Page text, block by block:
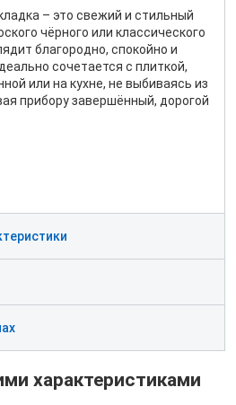
– это свежий и стильный
чёрного или классического
благородно, спокойно и
сочетается с плиткой,
или на кухне, не выбиваясь из
прибору завершённый, дорогой
характеристиками